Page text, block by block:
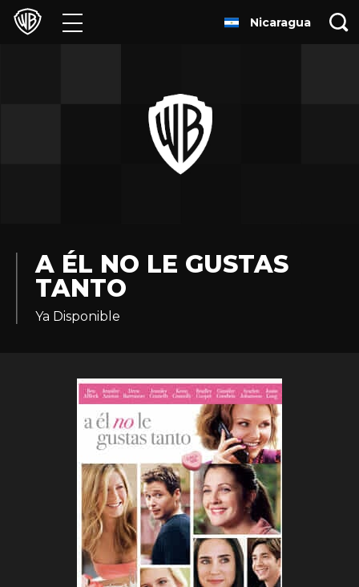
Películas
Juegos y Aplicaciones
Noticias
Experiencias
Nicaragua
A ÉL NO LE GUSTAS
TANTO
Ya Disponible